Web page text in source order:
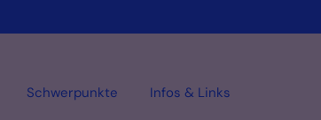
Schwerpunkte Infos & Links